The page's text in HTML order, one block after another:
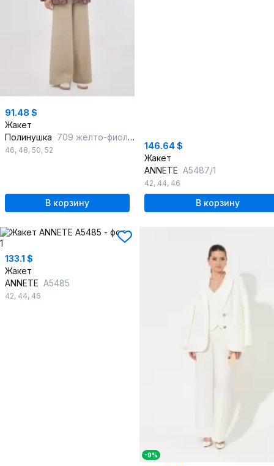
91.48 $
Жакет
Полинушка 709 жёлто-фиолетовый_огурчик
46, 48, 50, 52
В корзину
146.64 $
Жакет
ANNETE A5487/1
42, 44, 46
В корзину
133.1 $
Жакет
ANNETE A5485
42, 44, 46
-9%